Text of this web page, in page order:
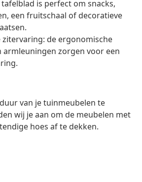
is perfect om snacks,
een fruitschaal of decoratieve
de ergonomische
armleuningen zorgen voor een
van je tuinmeubelen te
wij je aan om de meubelen met
hoes af te dekken.